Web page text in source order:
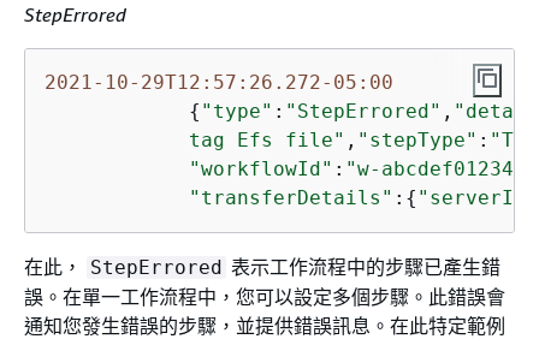
StepErrored
2021-10-29T12:57:26.272-05:00
{ "type" : "StepErrored" ,
            tag Efs file"
, "stepType" :
"workflowId" : "w-
"transferDetails" : { "serverId"
在此， StepErrored 表示工作流程中的步驟已產生錯
誤。在單一工作流程中，您可以設定多個步驟。此錯誤會
通知您發生錯誤的步驟，並提供錯誤訊息。在此特定範例